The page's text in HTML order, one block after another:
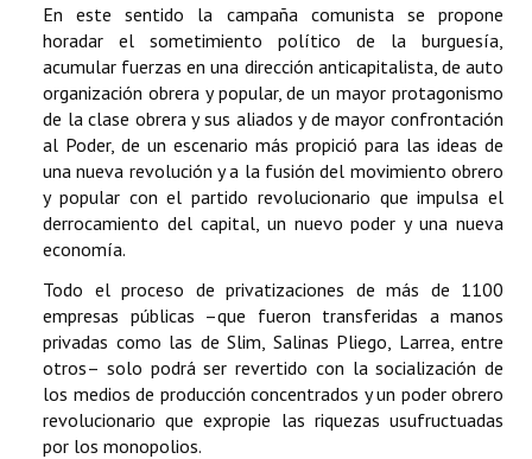
En este sentido la campaña comunista se propone
horadar el sometimiento político de la burguesía,
acumular fuerzas en una dirección anticapitalista, de auto
organización obrera y popular, de un mayor protagonismo
de la clase obrera y sus aliados y de mayor confrontación
al Poder, de un escenario más propició para las ideas de
una nueva revolución y a la fusión del movimiento obrero
y popular con el partido revolucionario que impulsa el
derrocamiento del capital, un nuevo poder y una nueva
economía.
Todo el proceso de privatizaciones de más de 1100
empresas públicas –que fueron transferidas a manos
privadas como las de Slim, Salinas Pliego, Larrea, entre
otros– solo podrá ser revertido con la socialización de
los medios de producción concentrados y un poder obrero
revolucionario que expropie las riquezas usufructuadas
por los monopolios.